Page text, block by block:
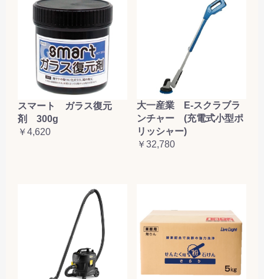
スマート ガラス復元
剤 300g
￥4,620
大一産業 E-スクラブラ
ンチャー (充電式小型ポ
リッシャー)
￥32,780